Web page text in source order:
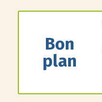
Bon
plan